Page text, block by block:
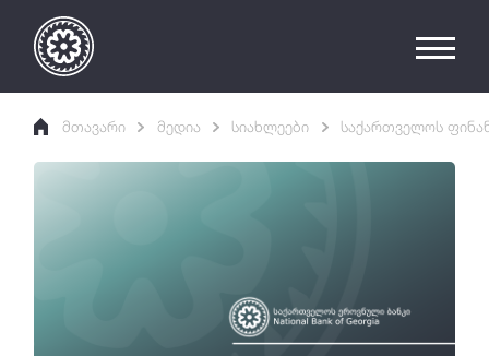
მთავარი მედია სიახლეები საქართველოს